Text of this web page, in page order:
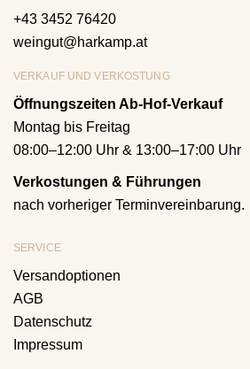
+43 3452 76420
weingut@harkamp.at
VERKAUF UND VERKOSTUNG
Öffnungszeiten Ab-Hof-Verkauf
Montag bis Freitag
08:00–12:00 Uhr & 13:00–17:00 Uhr
Verkostungen & Führungen
nach vorheriger Terminvereinbarung.
SERVICE
Versandoptionen
AGB
Datenschutz
Impressum